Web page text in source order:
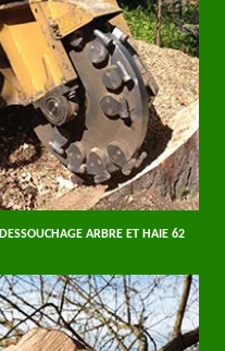
DESSOUCHAGE ARBRE ET HAIE 62